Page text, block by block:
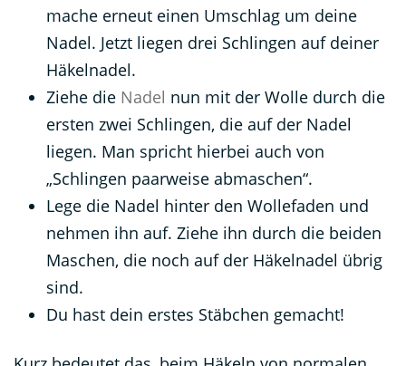
mache erneut einen Umschlag um deine
Nadel. Jetzt liegen drei Schlingen auf deiner
Häkelnadel.
Ziehe die Nadel nun mit der Wolle durch die
ersten zwei Schlingen, die auf der Nadel
liegen. Man spricht hierbei auch von
„Schlingen paarweise abmaschen“.
Lege die Nadel hinter den Wollefaden und
nehmen ihn auf. Ziehe ihn durch die beiden
Maschen, die noch auf der Häkelnadel übrig
sind.
Du hast dein erstes Stäbchen gemacht!